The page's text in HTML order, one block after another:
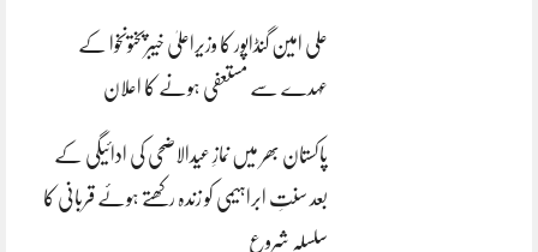
علی امین گنڈاپور کا وزیراعلیٰ خیبرپختونخوا کے
عہدے سے مستعفی ہونے کا اعلان
پاکستان بھر میں نمازِ عیدالاضحی کی ادائیگی کے
بعد سنتِ ابراہیمی کو زندہ رکھتے ہوئے قربانی کا
سلسلہ شروع